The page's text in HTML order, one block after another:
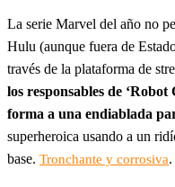
La serie Marvel del año no
Hulu (aunque fuera de
través de la plataforma de
los responsables de
forma a una endiablada
superheroica usando a un
base. Tronchante y corrosiva.